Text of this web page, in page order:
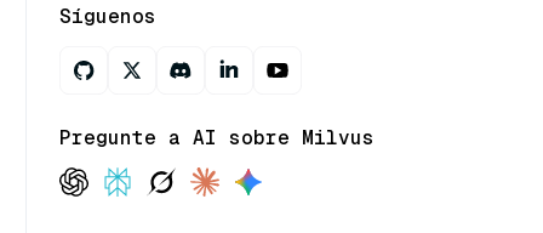
Síguenos
Pregunte a AI sobre Milvus